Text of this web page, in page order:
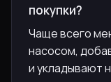
покупки?
Чаще всего
насосом,
и укладывают